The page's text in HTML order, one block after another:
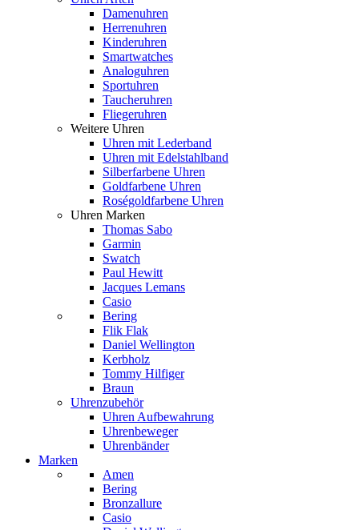
Damenuhren
Herrenuhren
Kinderuhren
Smartwatches
Analoguhren
Sportuhren
Taucheruhren
Fliegeruhren
Weitere Uhren
Uhren mit Lederband
Uhren mit Edelstahlband
Silberfarbene Uhren
Goldfarbene Uhren
Roségoldfarbene Uhren
Uhren Marken
Thomas Sabo
Garmin
Swatch
Paul Hewitt
Jacques Lemans
Casio
Bering
Flik Flak
Daniel Wellington
Kerbholz
Tommy Hilfiger
Braun
Uhrenzubehör
Uhren Aufbewahrung
Uhrenbeweger
Uhrenbänder
Marken
Amen
Bering
Bronzallure
Casio